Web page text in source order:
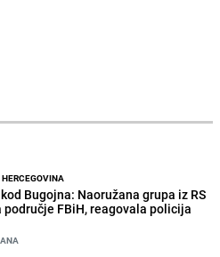
Bugojna: Naoružana grupa iz RS
područje FBiH, reagovala policija